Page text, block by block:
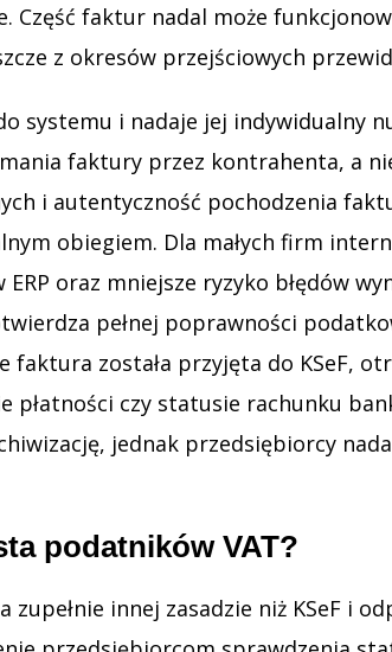
Część faktur nadal może
z okresów przejściowych
systemu i nadaje jej indywidualny
faktury przez kontrahenta, a
i autentyczność pochodzenia
obiegiem. Dla małych firm
oraz mniejsze ryzyko błędów
pełnej poprawności
faktura została przyjęta do KSeF,
płatności czy statusie rachunku
jednak przedsiębiorcy
podatników VAT?
zupełnie innej zasadzie niż KSeF